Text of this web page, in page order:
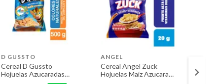
D GUSSTO
Cereal D Gussto
Hojuelas Azucaradas
ANGEL
Cereal Angel Zuck
Hojuelas Maíz Azucarada